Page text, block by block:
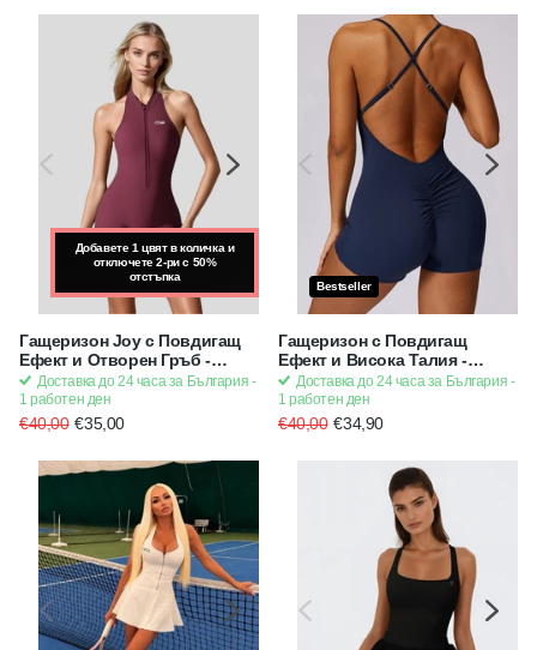
Добавете 1 цвят в количка и
отключете 2-ри с 50%
отстъпка
Добавете 1 цвят в количка и
отключете 2-ри с 50%
отстъпка
Гащеризон Joy с Повдигащ
Ефект и Отворен Гръб -
Scrunch Bum, с подплънки -
Бордо | Strong x Feminine x
Sexy
Доставка до 24 часа за България -
1 работен ден
€40,00 €35,00
Bestseller
Гащеризон с Повдигащ
Ефект и Висока Талия -
Scrunch Bum (къс), с
подплънки - Син | Strong x
Feminine
Доставка до 24 часа за България -
1 работен ден
€40,00 €34,90